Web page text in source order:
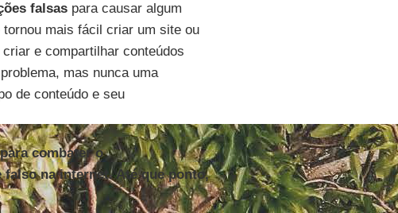
falsaspara causar algum
mais fácil criar um site ou
e compartilhar conteúdos
mas nunca uma
de conteúdo e seu
combater o
na internet. Até que ponto,